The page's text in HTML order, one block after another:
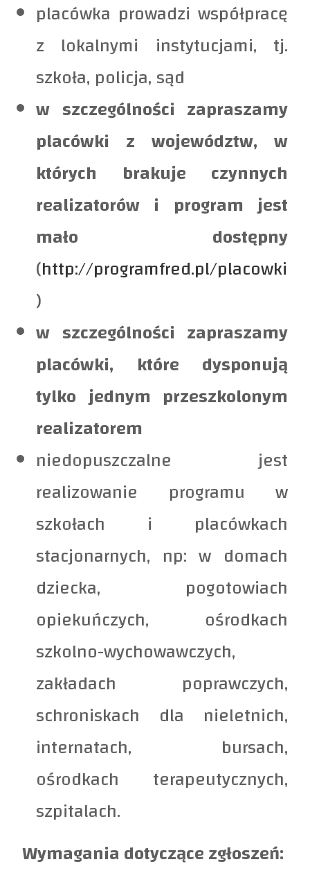
placówka prowadzi współpracę
z lokalnymi instytucjami, tj.
szkoła, policja, sąd
w szczególności zapraszamy
placówki z województw, w
których brakuje czynnych
realizatorów i program jest
mało dostępny
(http://programfred.pl/placowki
)
w szczególności zapraszamy
placówki, które dysponują
tylko jednym przeszkolonym
realizatorem
niedopuszczalne jest
realizowanie programu w
szkołach i placówkach
stacjonarnych, np: w domach
dziecka, pogotowiach
opiekuńczych, ośrodkach
szkolno-wychowawczych,
zakładach poprawczych,
schroniskach dla nieletnich,
internatach, bursach,
ośrodkach terapeutycznych,
szpitalach.
Wymagania dotyczące zgłoszeń: